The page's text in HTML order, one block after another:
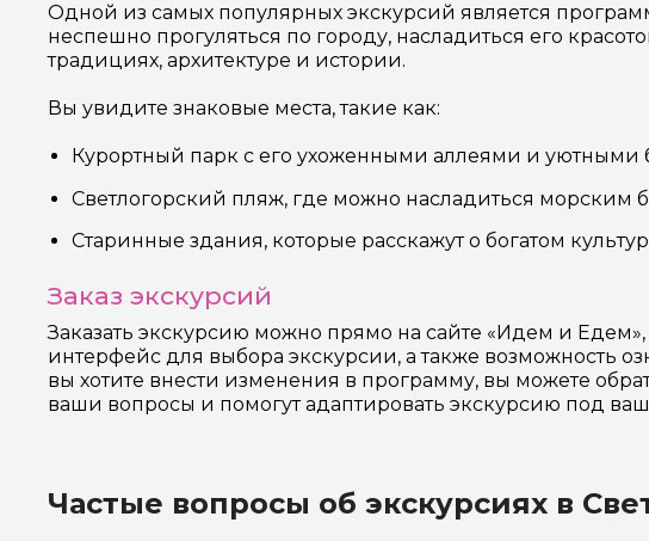
Одной из самых популярных экскурсий является
неспешно прогуляться по городу, насладиться его
традициях, архитектуре и истории.
Вы увидите знаковые места, такие как:
Курортный парк с его ухоженными аллеями и уютными
Светлогорский пляж, где можно насладиться морским
Старинные здания, которые расскажут о богатом
Заказ экскурсий
Заказать экскурсию можно прямо на сайте «Идем и
интерфейс для выбора экскурсии, а также возможность
вы хотите внести изменения в программу, вы можете
ваши вопросы и помогут адаптировать экскурсию под
Частые вопросы об экскурсиях в